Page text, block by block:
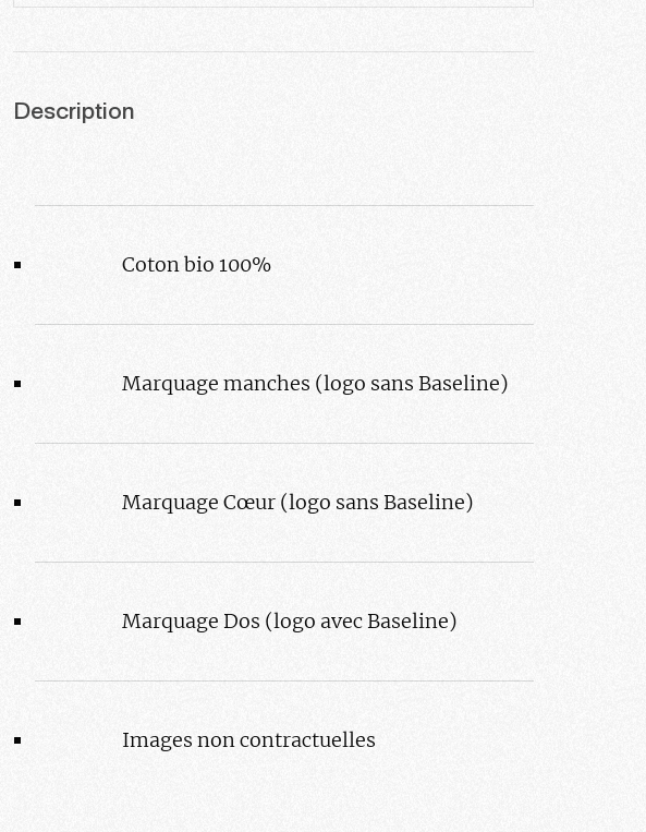
Description
Coton bio 100%
Marquage manches (logo sans Baseline)
Marquage Cœur (logo sans Baseline)
Marquage Dos (logo avec Baseline)
Images non contractuelles